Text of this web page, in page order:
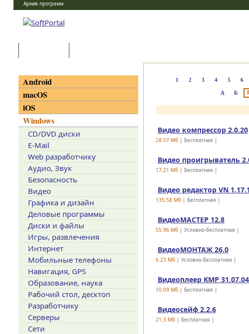
Архив программ
1 2 3 4 5 6
А Б
Видео компрессор 2.0.20
28.57 Mб| Бесплатная |
Видео проигрыватель
17.21 Mб| Бесплатная |
Видео редактор VN 1.17.1
135.58 Mб| Бесплатная |
ВидеоМАСТЕР 12.8
55.96 Mб| Условно-бесплатная |
ВидеоМОНТАЖ 26.0
6.23 Mб| Условно-бесплатная |
Видеоплеер KMP
10.09 Mб| Бесплатная |
Видеосейф 2.2.6
21.3 Mб| Бесплатная |
Android
macOS
iOS
Windows
CD/DVD диски
E-Mail
Web разработчику
Аудио, Звук
Безопасность
Видео
Графика и дизайн
Деловые программы
Диски и файлы
Игры, развлечения
Интернет
Мобильные телефоны
Навигация, GPS
Образование, наука
Рабочий стол, десктоп
Разработчику
Серверы
Сети